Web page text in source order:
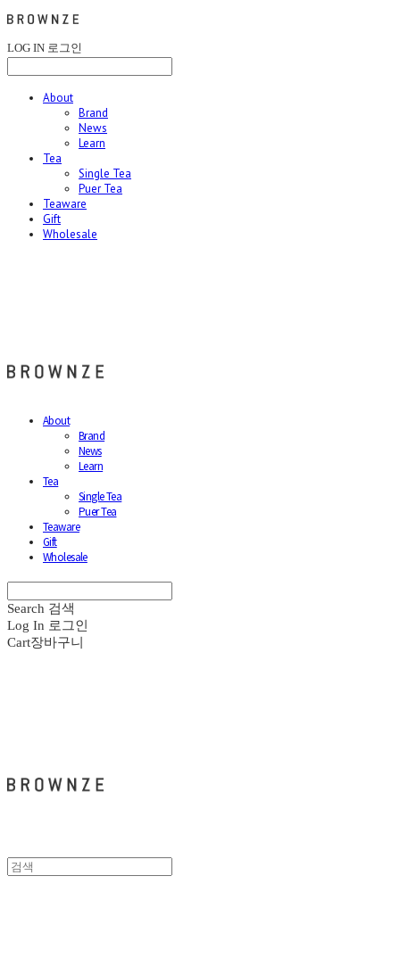
LOG IN 로그인
About
Brand
News
Learn
Tea
Single Tea
Puer Tea
Teaware
Gift
Wholesale
About
Brand
News
Learn
Tea
Single Tea
Puer Tea
Teaware
Gift
Wholesale
Search 검색
Log In 로그인
Cart장바구니